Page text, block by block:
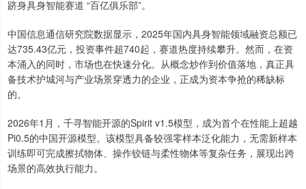
跻身具身智能赛道 “百亿俱乐部”。
中国信息通信研究院数据显示，2025年国内具身智能领域融资总额已
达735.43亿元，投资事件超740起，赛道热度持续攀升。然而，在资
本涌入的同时，市场也在快速分化。从概念炒作到价值落地，真正具
备技术护城河与产业场景穿透力的企业，正成为资本争抢的稀缺标
的。
2026年1月，千寻智能开源的Spirit v1.5模型，成为首个在性能上超越
Pi0.5的中国开源模型。该模型具备较强零样本泛化能力，无需新样本
训练即可完成擦拭物体、操作铰链与柔性物体等复杂任务，展现出跨
场景的高效执行能力。